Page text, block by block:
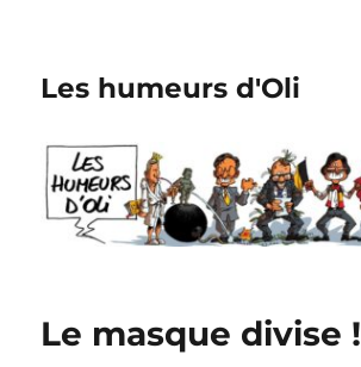
Les humeurs d'Oli
Le masque divise !